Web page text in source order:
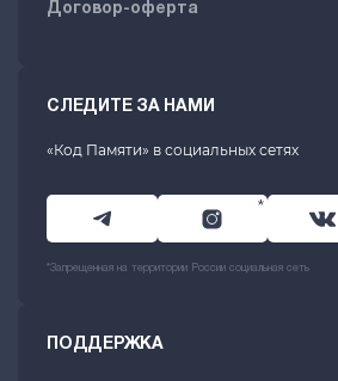
Договор-оферта
СЛЕДИТЕ ЗА НАМИ
«Код Памяти» в социальных сетях
*
*Запрещенная на территории России социальная сеть
ПОДДЕРЖКА